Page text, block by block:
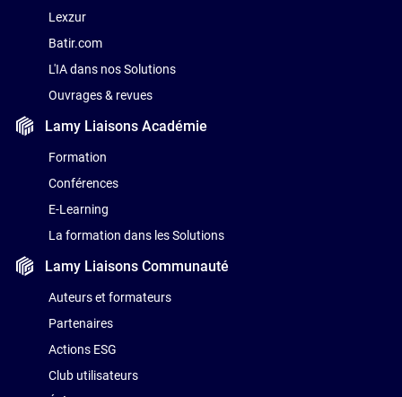
Lexzur
Batir.com
L'IA dans nos Solutions
Ouvrages & revues
Lamy LiaisonsAcadémie
Formation
Conférences
E-Learning
La formation dans les Solutions
Lamy LiaisonsCommunauté
Auteurs et formateurs
Partenaires
Actions ESG
Club utilisateurs